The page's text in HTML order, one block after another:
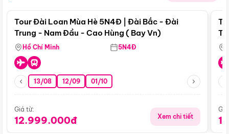
Tour Đài Loan Mùa Hè 5N4Đ | Đài Bắc - Đài
Trung - Nam Đầu - Cao Hùng ( Bay Vn)
Hồ Chí Minh 5N4Đ
13/08 12/09 01/10
Giá từ:
12.999.000đ Xem chi tiết